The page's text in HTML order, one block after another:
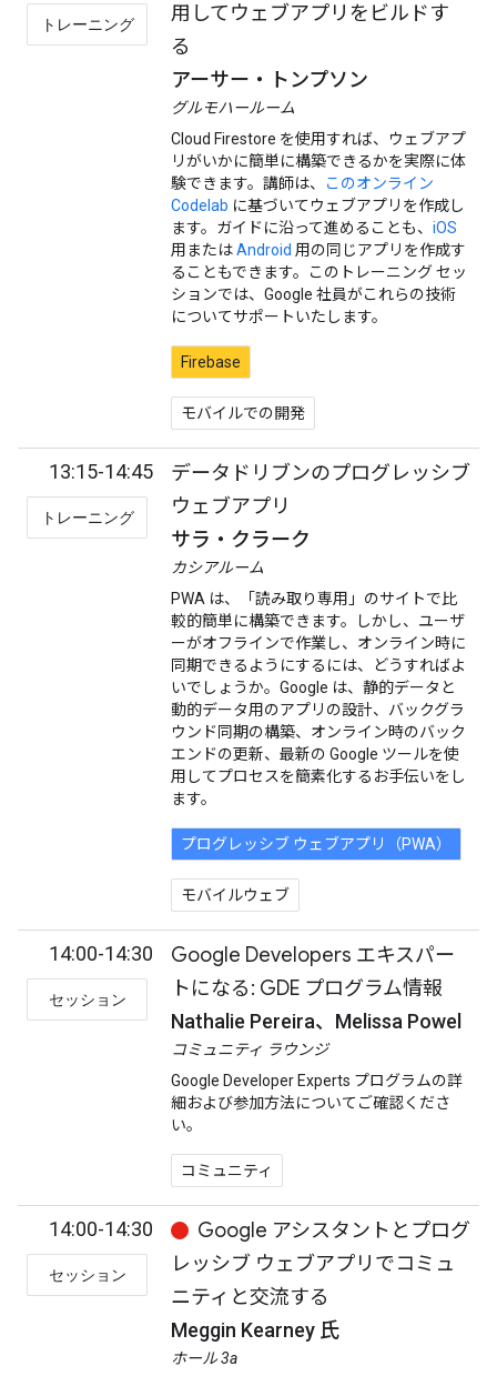
トレーニング
用してウェブアプリをビルドす
る
アーサー・トンプソン
グルモハールーム
Cloud Firestore を使用すれば、ウェブアプ
リがいかに簡単に構築できるかを実際に体
験できます。講師は、
このオンライン
Codelab に基づいてウェブアプリを作成し
ます。ガイドに沿って進めることも、 iOS
用またはAndroid 用の同じアプリを作成す
ることもできます。このトレーニング セッ
ションでは、Google 社員がこれらの技術
についてサポートいたします。
Firebase
モバイルでの開発
13:15-14:45
トレーニング
データドリブンのプログレッシブ
ウェブアプリ
サラ・クラーク
カシアルーム
PWA は、「読み取り専用」のサイトで比
較的簡単に構築できます。しかし、ユーザ
ーがオフラインで作業し、オンライン時に
同期できるようにするには、どうすればよ
いでしょうか。Google は、静的データと
動的データ用のアプリの設計、バックグラ
ウンド同期の構築、オンライン時のバック
エンドの更新、最新の Google ツールを使
用してプロセスを簡素化するお手伝いをし
ます。
プログレッシブ ウェブアプリ（PWA）
モバイルウェブ
14:00-14:30
セッション
Google Developers エキスパー
トになる: GDE プログラム情報
Nathalie Pereira、Melissa Powel
コミュニティ ラウンジ
Google Developer Experts プログラムの詳
細および参加方法についてご確認くださ
い。
コミュニティ
14:00-14:30
セッション
Google アシスタントとプログ
レッシブ ウェブアプリでコミュ
ニティと交流する
Meggin Kearney 氏
ホール 3a